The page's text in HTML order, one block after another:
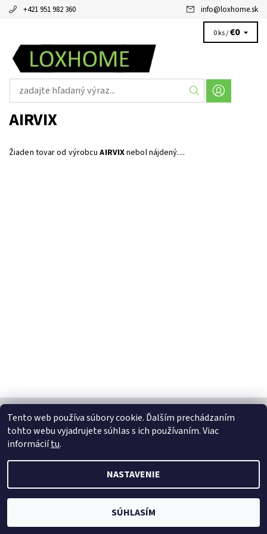
+421 951 982 360 info@loxhome.sk
0 ks /€0
AIRVIX
Žiaden tovar od výrobcuAIRVIXnebol nájdený....
2026 © LOXHOME, všetky práva vyhradené
Tento web používa súbory cookie. Ďalším prechádzaním
tohto webu vyjadrujete súhlas s ich používaním. Viac
informáciítu.
NASTAVENIE
SÚHLASÍM